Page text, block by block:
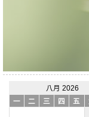
八月 2026
一
二 三 四 五